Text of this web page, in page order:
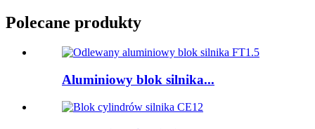
Polecane produkty
Aluminiowy blok silnika...